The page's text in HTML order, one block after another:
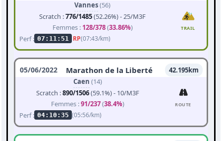
Vannes(56)
Scratch :776/1485(52.26%) - 25/M3F
Femmes : 128/378(33.86%)
Perf : 07:11:51 RP(07:43/km)
TRAIL
05/06/2022 Marathon de la Liberté
42.195km
Caen (14)
Scratch :890/1506(59.1%) - 10/M3F
Femmes :91/237(38.4%)
Perf : 04:10:35 (05:56/km)
ROUTE